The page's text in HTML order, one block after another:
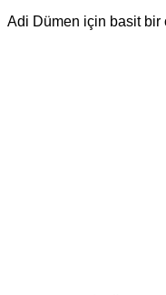
Adi Dümen için basit bir